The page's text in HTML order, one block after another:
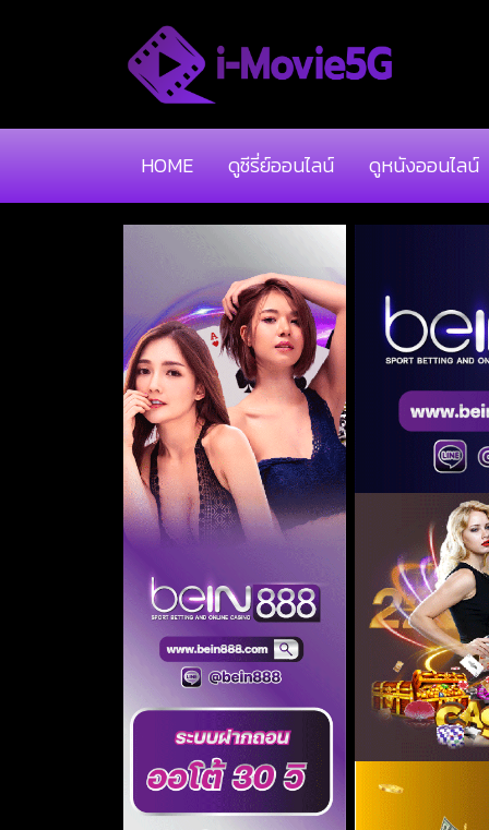
HOME ดูซีรี่ย์ออนไลน์ ดูหนังออนไลน์